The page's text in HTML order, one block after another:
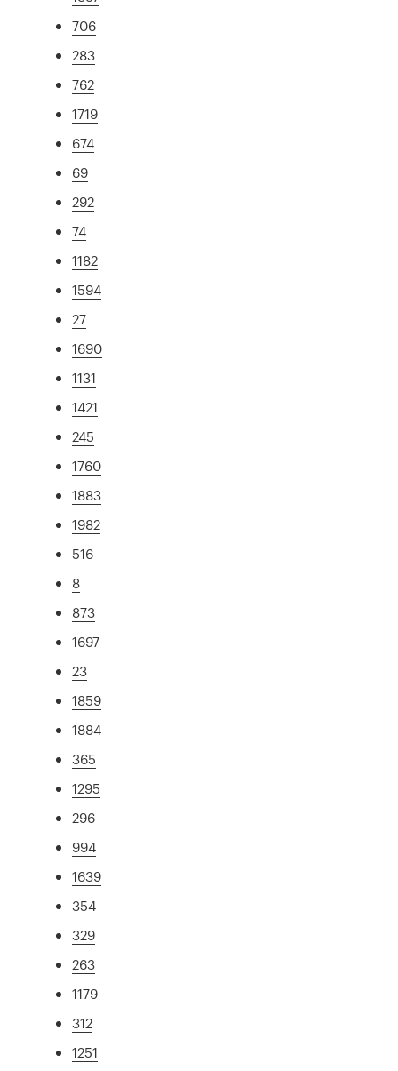
706
283
762
1719
674
69
292
74
1182
1594
27
1690
1131
1421
245
1760
1883
1982
516
8
873
1697
23
1859
1884
365
1295
296
994
1639
354
329
263
1179
312
1251